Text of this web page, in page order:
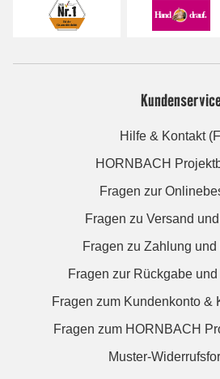
Hilfe & Kontakt
HORNBACH
Fragen zur
Fragen zu Versand
Fragen zu Zahlung
Fragen zur Rückgabe
Fragen zum Kundenkonto &
Fragen zum HORNBACH
Muster-